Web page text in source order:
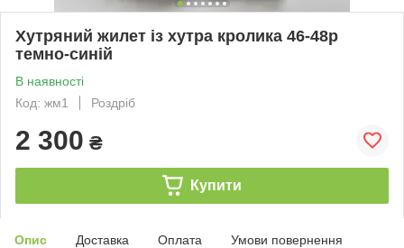
Хутряний жилет із хутра кролика 46-48р
темно-синій
В наявності
Код: жм1
Роздріб
2 300 ₴
Купити
Опис Доставка Оплата Умови повернення